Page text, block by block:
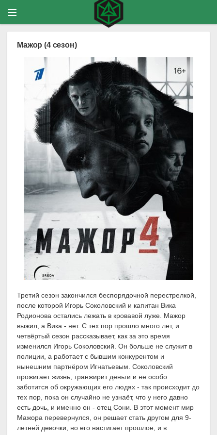
Мажор (4 сезон)
Третий сезон закончился беспорядочной перестрелкой,
после которой Игорь Соколовский и капитан Вика
Родионова остались лежать в кровавой луже. Мажор
выжил, а Вика - нет. С тех пор прошло много лет, и
четвёртый сезон рассказывает, как за это время
изменился Игорь Соколовский. Он больше не служит в
полиции, а работает с бывшим конкурентом и
нынешним партнёром Игнатьевым. Соколовский
прожигает жизнь, транжирит деньги и не особо
заботится об окружающих его людях - так происходит до
тех пор, пока он случайно не узнаёт, что у него давно
есть дочь, и именно он - отец Сони. В этот момент мир
Мажора перевернулся, он решает стать другом для 9-
летней девочки, но его настигает прошлое, и в